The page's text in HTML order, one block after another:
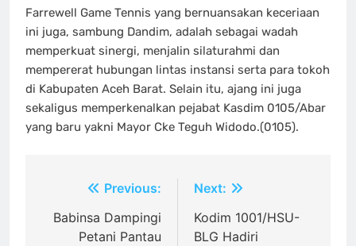
Farrewell Game Tennis yang bernuansakan keceriaan
ini juga, sambung Dandim, adalah sebagai wadah
memperkuat sinergi, menjalin silaturahmi dan
mempererat hubungan lintas instansi serta para tokoh
di Kabupaten Aceh Barat. Selain itu, ajang ini juga
sekaligus memperkenalkan pejabat Kasdim 0105/Abar
yang baru yakni Mayor Cke Teguh Widodo.(0105).
Navigasi
pos
Previous:
Babinsa Dampingi
Petani Pantau
Next:
Kodim 1001/HSU-
BLG Hadiri